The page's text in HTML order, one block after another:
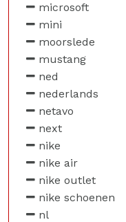
microsoft
mini
moorslede
mustang
ned
nederlands
netavo
next
nike
nike air
nike outlet
nike schoenen
nl